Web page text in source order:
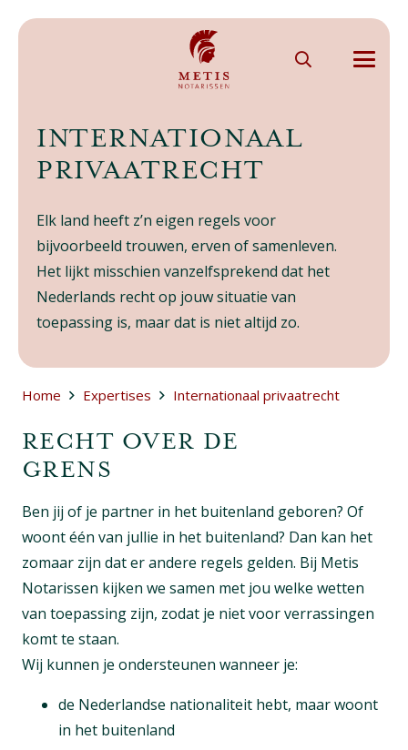
INTERNATIONAAL
PRIVAATRECHT
Elk land heeft z’n eigen regels voor
bijvoorbeeld trouwen, erven of samenleven.
Het lijkt misschien vanzelfsprekend dat het
Nederlands recht op jouw situatie van
toepassing is, maar dat is niet altijd zo.
Home Expertises Internationaal privaatrecht
RECHT OVER DE
GRENS
Ben jij of je partner in het buitenland geboren? Of
woont één van jullie in het buitenland? Dan kan het
zomaar zijn dat er andere regels gelden. Bij Metis
Notarissen kijken we samen met jou welke wetten
van toepassing zijn, zodat je niet voor verrassingen
komt te staan.
Wij kunnen je ondersteunen wanneer je:
de Nederlandse nationaliteit hebt, maar woont
in het buitenland